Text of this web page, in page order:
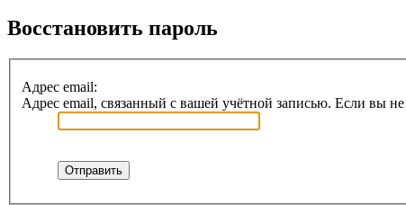
Восстановить пароль
Адрес email:
Адрес email, связанный с вашей учётной записью. Если вы